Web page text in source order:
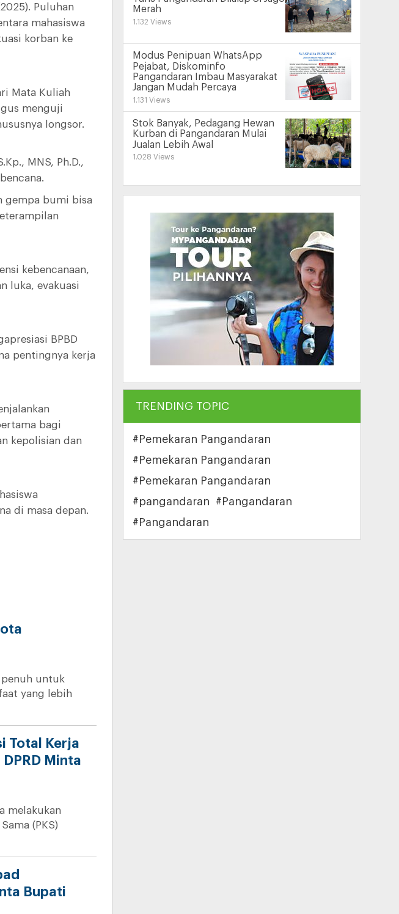
Puluhan
mahasiswa
korban ke
Mata Kuliah
menguji
longsor.
MNS, Ph.D.,
gempa bumi bisa
kebencanaan,
luka, evakuasi
BPBD
pentingnya kerja
bagi
kepolisian dan
di masa depan.
untuk
yang lebih
Total Kerja
Minta
melakukan
(PKS)
Bupati
Merah
1.132 Views
Modus Penipuan WhatsApp
Pejabat, Diskominfo
Pangandaran Imbau Masyarakat
Jangan Mudah Percaya
1.131 Views
Stok Banyak, Pedagang Hewan
Kurban di Pangandaran Mulai
Jualan Lebih Awal
1.028 Views
TRENDING TOPIC
#Pemekaran Pangandaran
#Pemekaran Pangandaran
#Pemekaran Pangandaran
#pangandaran
#Pangandaran
#Pangandaran